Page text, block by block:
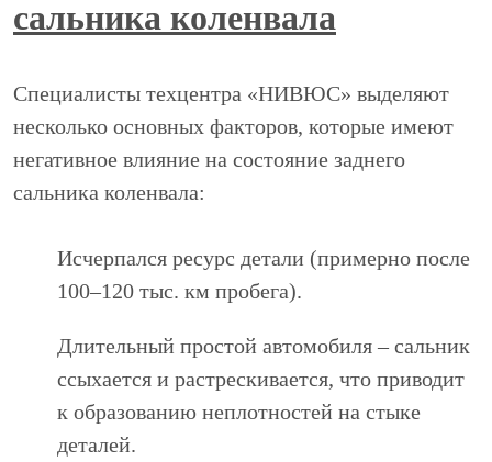
сальника коленвала
Специалисты техцентра «НИВЮС» выделяют
несколько основных факторов, которые имеют
негативное влияние на состояние заднего
сальника коленвала:
Исчерпался ресурс детали (примерно после
100–120 тыс. км пробега).
Длительный простой автомобиля – сальник
ссыхается и растрескивается, что приводит
к образованию неплотностей на стыке
деталей.